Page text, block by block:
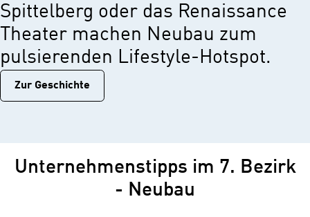
Spittelberg oder das Renaissance
Theater machen Neubau zum
pulsierenden Lifestyle-Hotspot.
Zur Geschichtе
Unternehmenstipps im 7. Bezirk
- Neubau